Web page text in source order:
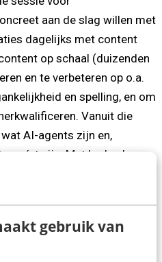
gebruik van
aan de slag willen met
dagelijks met content
op schaal (duizenden
en te verbeteren op o.a.
en spelling, en om
Vanuit die
AI-agents zijn en,
níet zijn. Met herkenbare
hij zien waar agents al
de grootste valkuilen zitten.
bouwen een
kwaliteit én